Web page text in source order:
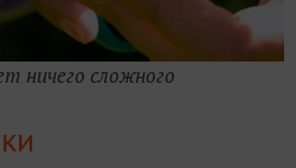
ничего сложного